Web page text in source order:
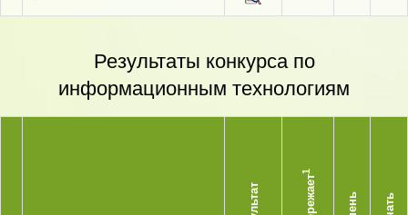
Результаты конкурса по
информационным технологиям
1